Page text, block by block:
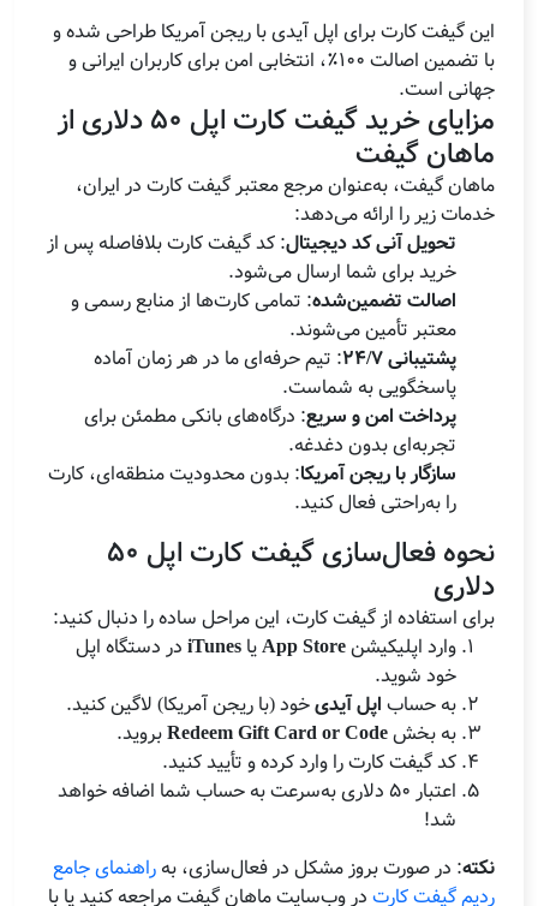
این گیفت کارت برای اپل آیدی با ریجن آمریکا طراحی شده و
با تضمین اصالت 100٪، انتخابی امن برای کاربران ایرانی و
جهانی است.
مزایای خرید گیفت کارت اپل 50 دلاری از
ماهان گیفت
ماهان گیفت، به‌عنوان مرجع معتبر گیفت کارت در ایران،
خدمات زیر را ارائه می‌دهد:
تحویل آنی کد دیجیتال: کد گیفت کارت بلافاصله پس از
خرید برای شما ارسال می‌شود.
اصالت تضمین‌شده: تمامی کارت‌ها از منابع رسمی و
معتبر تأمین می‌شوند.
پشتیبانی 24/7
: تیم حرفه‌ای ما در هر زمان آماده
پاسخگویی به شماست.
پرداخت امن و سریع: درگاه‌های بانکی مطمئن برای
تجربه‌ای بدون دغدغه.
سازگار با ریجن آمریکا: بدون محدودیت منطقه‌ای، کارت
را به‌راحتی فعال کنید.
نحوه فعال‌سازی گیفت کارت اپل 50
دلاری
برای استفاده از گیفت کارت، این مراحل ساده را دنبال کنید:
وارد اپلیکیشنApp Storeیا iTunes در دستگاه اپل
خود شوید.
به حساب اپل آیدیخود (با ریجن آمریکا) لاگین کنید.
به بخشRedeem Gift Card or Codeبروید.
کد گیفت کارت را وارد کرده و تأیید کنید.
اعتبار 50 دلاری به‌سرعت به حساب شما اضافه خواهد
شد!
نکته: در صورت بروز مشکل در فعال‌سازی، به راهنمای جامع
ردیم گیفت کارت در وب‌سایت ماهان گیفت مراجعه کنید یا با